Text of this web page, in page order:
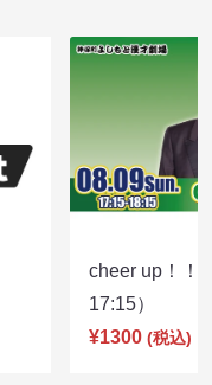
cheer up！
17:15）
¥1300 (税込)